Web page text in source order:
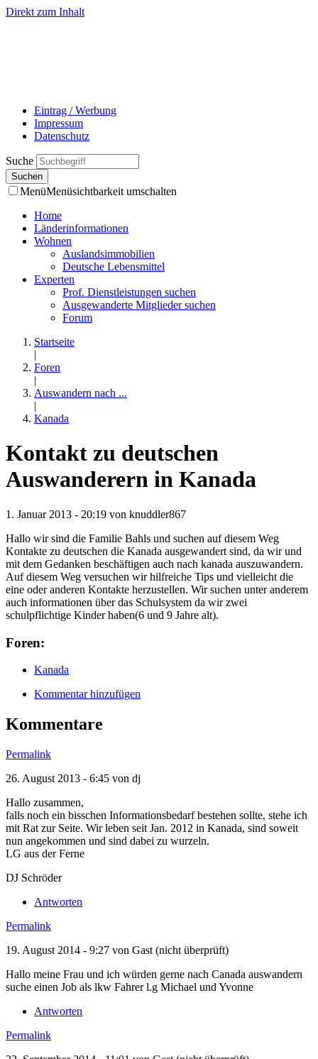
Direkt zum Inhalt
Eintrag / Werbung
Impressum
Datenschutz
Suche
MenüMenüsichtbarkeit umschalten
Home
Länderinformationen
Wohnen
Auslandsimmobilien
Deutsche Lebensmittel
Experten
Prof. Dienstleistungen suchen
Ausgewanderte Mitglieder suchen
Forum
Startseite
|
Foren
|
Auswandern nach ...
|
Kanada
Kontakt zu deutschen
Auswanderern in Kanada
1. Januar 2013 - 20:19 von knuddler867
Hallo wir sind die Familie Bahls und suchen auf diesem Weg
Kontakte zu deutschen die Kanada ausgewandert sind, da wir und
mit dem Gedanken beschäftigen auch nach kanada auszuwandern.
Auf diesem Weg versuchen wir hilfreiche Tips und vielleicht die
eine oder anderen Kontakte herzustellen. Wir suchen unter anderem
auch informationen über das Schulsystem da wir zwei
schulpflichtige Kinder haben(6 und 9 Jahre alt).
Foren:
Kanada
Kommentar hinzufügen
Kommentare
Permalink
26. August 2013 - 6:45 von dj
Hallo zusammen,
falls noch ein bisschen Informationsbedarf bestehen sollte, stehe ich
mit Rat zur Seite. Wir leben seit Jan. 2012 in Kanada, sind soweit
nun angekommen und sind dabei zu wurzeln.
LG aus der Ferne
DJ Schröder
Antworten
Permalink
19. August 2014 - 9:27 von Gast (nicht überprüft)
Hallo meine Frau und ich würden gerne nach Canada auswandern
suche einen Job als lkw Fahrer l.g Michael und Yvonne
Antworten
Permalink